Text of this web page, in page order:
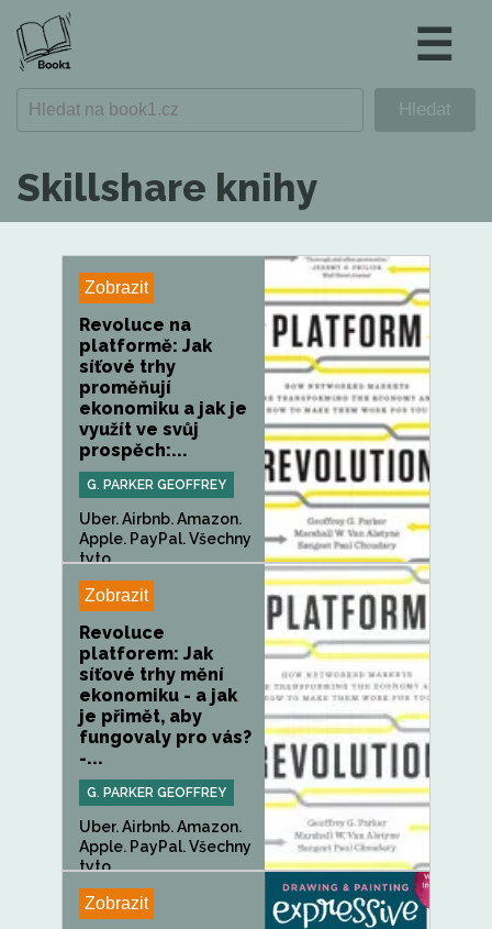
☰
Skillshare knihy
Zobrazit
Revoluce na
platformě: Jak
síťové trhy
proměňují
ekonomiku a jak je
využít ve svůj
prospěch:...
G. PARKER GEOFFREY
Uber. Airbnb. Amazon.
Apple. PayPal. Všechny
tyto...
Zobrazit
Revoluce
platforem: Jak
síťové trhy mění
ekonomiku - a jak
je přimět, aby
fungovaly pro vás?
-...
G. PARKER GEOFFREY
Uber. Airbnb. Amazon.
Apple. PayPal. Všechny
tyto...
Zobrazit